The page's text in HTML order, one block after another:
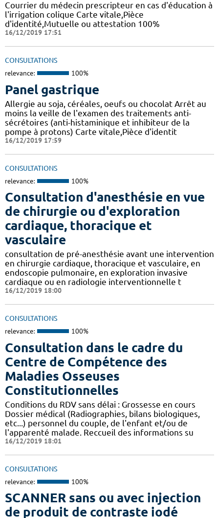
Courrier du médecin prescripteur en cas d'éducation à
l'irrigation colique Carte vitale,Pièce
d'identité,Mutuelle ou attestation 100%
16/12/2019 17:51
CONSULTATIONS
relevance: 100%
Panel gastrique
Allergie au soja, céréales, oeufs ou chocolat Arrêt au
moins la veille de l'examen des traitements anti-
sécrétoires (anti-histaminique et inhibiteur de la
pompe à protons) Carte vitale,Pièce d'identit
16/12/2019 17:59
CONSULTATIONS
relevance: 100%
Consultation d'anesthésie en vue
de chirurgie ou d'exploration
cardiaque, thoracique et
vasculaire
consultation de pré-anesthésie avant une intervention
en chirurgie cardiaque, thoracique et vasculaire, en
endoscopie pulmonaire, en exploration invasive
cardiaque ou en radiologie interventionnelle t
16/12/2019 18:00
CONSULTATIONS
relevance: 100%
Consultation dans le cadre du
Centre de Compétence des
Maladies Osseuses
Constitutionnelles
Conditions du RDV sans délai : Grossesse en cours
Dossier médical (Radiographies, bilans biologiques,
etc...) personnel du couple, de l'enfant et/ou de
l'apparenté malade. Reccueil des informations su
16/12/2019 18:01
CONSULTATIONS
relevance: 100%
SCANNER sans ou avec injection
de produit de contraste iodé